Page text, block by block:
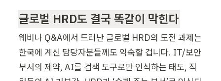
글로벌 HRD도 결국 똑같이 막힌다
웨비나 Q&A에서 드러난 글로벌 HRD의 도전 과제는
한국에 계신 담당자분들께도 익숙할 겁니다. IT/보안
부서의 제약, AI를 검색 도구로만 인식하는 태도, 직